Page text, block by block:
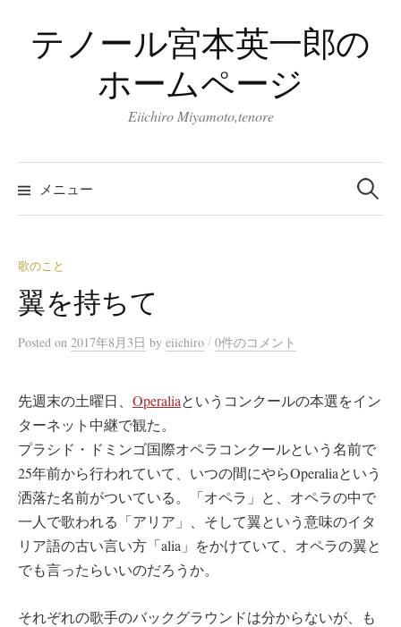
テノール宮本英一郎の
ホームページ
Eiichiro Miyamoto,tenore
メニュー
検
索:
歌のこと
翼を持ちて
Posted on 2017年8月3日 by eiichiro / 0件のコメント
先週末の土曜日、 Operaliaというコンクールの本選をイン
ターネット中継で観た。
プラシド・ドミンゴ国際オペラコンクールという名前で
25年前から行われていて、いつの間にやらOperaliaという
洒落た名前がついている。「オペラ」と、オペラの中で
一人で歌われる「アリア」、そして翼という意味のイタ
リア語の古い言い方「alia」をかけていて、オペラの翼と
でも言ったらいいのだろうか。
それぞれの歌手のバックグラウンドは分からないが、も